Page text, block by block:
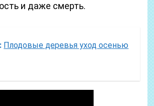
и даже смерть.
Плодовые деревья уход осенью